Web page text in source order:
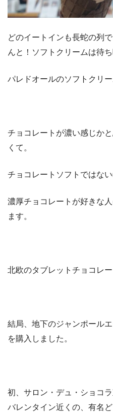
どのイートインも長蛇の列
んと！ソフトクリームは待ち
パレドオールのソフトクリー
チョコレートが濃い感じか
くて。
チョコレートソフトではな
濃厚チョコレートが好きな
ます。
北欧のタブレットチョコレ
結局、地下のジャンポール
を購入しました。
初、サロン・デュ・ショコ
バレンタイン近くの、有名